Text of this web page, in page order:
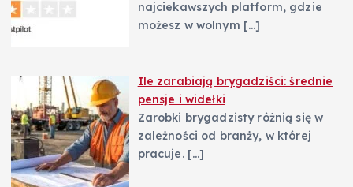
najciekawszych platform, gdzie
możesz w wolnym […]
Ile zarabiają brygadziści: średnie
pensje i widełki
Zarobki brygadzisty różnią się w
zależności od branży, w której
pracuje. […]